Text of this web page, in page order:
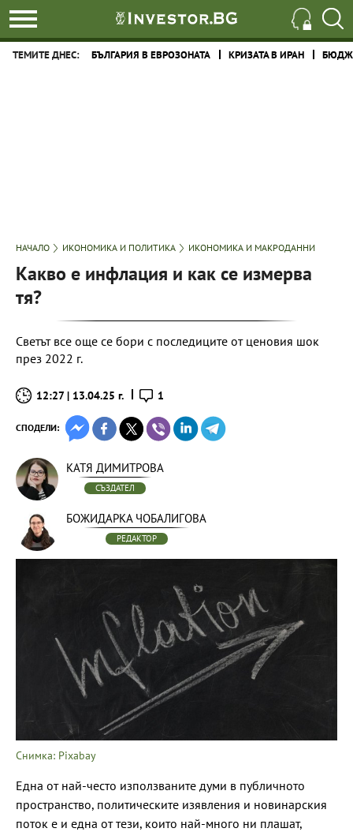
ТЕМИТЕ ДНЕС: БЪЛГАРИЯ В ЕВРОЗОНАТА КРИЗАТА В ИРАН
НАЧАЛО ИКОНОМИКА И ПОЛИТИКА ИКОНОМИКА И МАКРОДАННИ
Какво е инфлация и как се измерва
тя?
Светът все още се бори с последиците от ценовия шок
през 2022 г.
12:27 | 13.04.25 г. 1
СПОДЕЛИ:
КАТЯ ДИМИТРОВА
СЪЗДАТЕЛ
БОЖИДАРКА ЧОБАЛИГОВА
РЕДАКТОР
Снимка: Pixabay
Една от най-често използваните думи в публичното
пространство, политическите изявления и новинарския
поток е и една от тези, които най-много ни плашат,